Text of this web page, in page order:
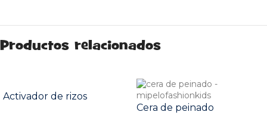
Productos relacionados
Activador de rizos
Cera de peinado